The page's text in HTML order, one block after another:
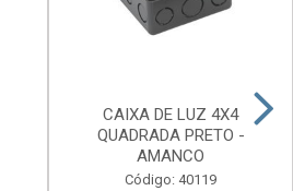
CAIXA DE LUZ 4X4
QUADRADA PRETO -
AMANCO
Código: 40119